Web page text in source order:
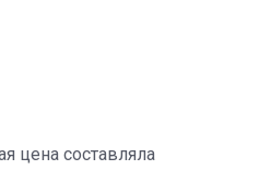
цена составляла